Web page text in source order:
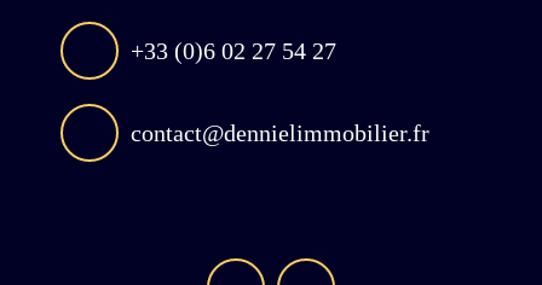
+33 (0)6 02 27 54 27
contact@dennielimmobilier.fr